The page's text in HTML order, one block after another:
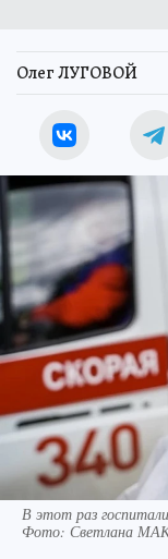
Олег ЛУГОВОЙ
В этот раз
Фото: Светлана